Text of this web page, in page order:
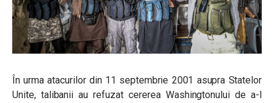
În urma atacurilor din 11 septembrie 2001 asupra Statelor
Unite, talibanii au refuzat cererea Washingtonului de a-l